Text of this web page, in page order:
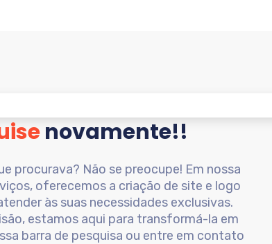
novamente!!
procurava? Não se preocupe! Em nossa
oferecemos a criação de site e logo
às suas necessidades exclusivas.
estamos aqui para transformá-la em
barra de pesquisa ou entre em contato